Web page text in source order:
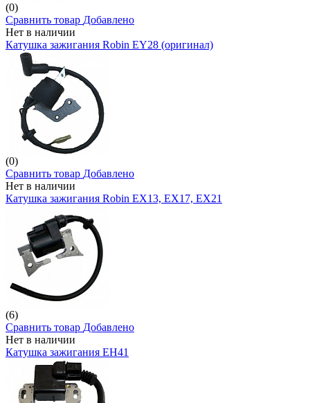
(0)
Сравнить товар Добавлено
Нет в наличии
Катушка зажигания Robin EY28 (оригинал)
(0)
Сравнить товар Добавлено
Нет в наличии
Катушка зажигания Robin EX13, EX17, EX21
(6)
Сравнить товар Добавлено
Нет в наличии
Катушка зажигания EH41